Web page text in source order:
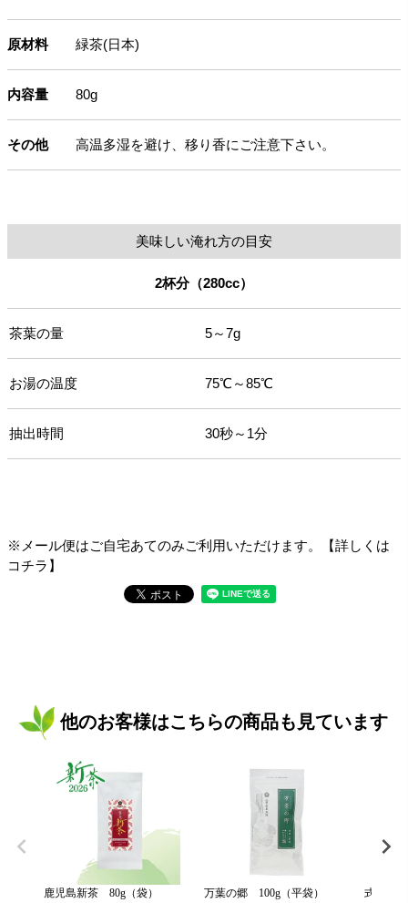
原材料 緑茶(日本)
内容量 80g
その他 高温多湿を避け、移り香にご注意下さい。
美味しい淹れ方の目安
2杯分（280cc）
茶葉の量 5～7g
お湯の温度 75℃～85℃
抽出時間 30秒～1分
※メール便はご自宅あてのみご利用いただけます。【詳しくは
コチラ】
他のお客様はこちらの商品も見ています
鹿児島新茶 80g（袋）
万葉の郷 100g（平袋）
式部の